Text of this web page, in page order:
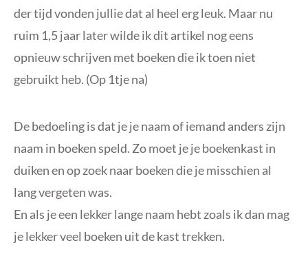
der tijd vonden jullie dat al heel erg leuk. Maar nu
ruim 1,5 jaar later wilde ik dit artikel nog eens
opnieuw schrijven met boeken die ik toen niet
gebruikt heb. (Op 1tje na)
De bedoeling is dat je je naam of iemand anders zijn
naam in boeken speld. Zo moet je je boekenkast in
duiken en op zoek naar boeken die je misschien al
lang vergeten was.
En als je een lekker lange naam hebt zoals ik dan mag
je lekker veel boeken uit de kast trekken.